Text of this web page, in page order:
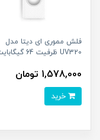
فلش مموری ای دیتا مدل
UV320 ظرفیت 64 گیگابایت
1,578,000 تومان